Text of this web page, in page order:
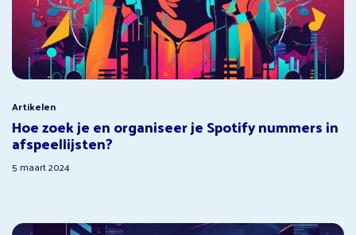
Artikelen
Hoe zoek je en organiseer je Spotify nummers in
afspeellijsten?
5 maart 2024